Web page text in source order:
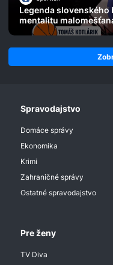
Legenda slovenského
mentalitu
Spravodajstvo
Domáce správy
Ekonomika
Krimi
Zahraničné správy
Ostatné spravodajstvo
Pre ženy
TV Diva